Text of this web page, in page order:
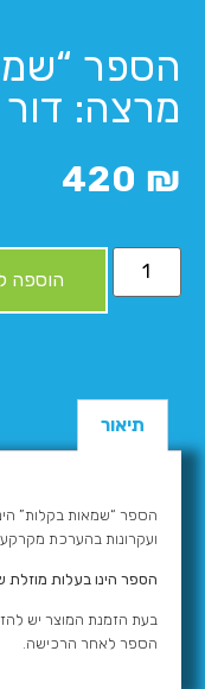
הספר
מרצה: דור
420 ₪
הוספה
תיאור
הספר “שמאות בקלות”
ועקרונות בהערכת
הספר הינו בעלות מוזלת של 350
בעת הזמנת המוצר יש
הספר לאחר הרכישה.